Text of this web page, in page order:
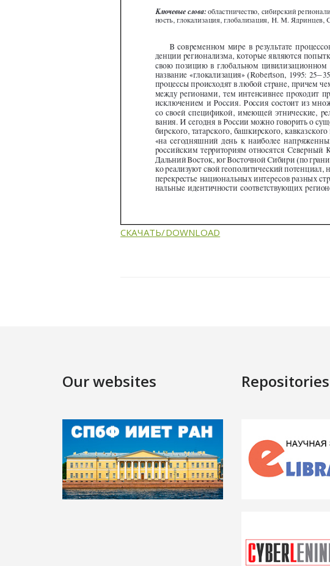
СКАЧАТЬ/DOWNLOAD
Our websites Repositories